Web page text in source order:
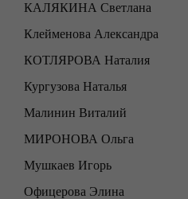
КАЛЯКИНА Светлана
Клейменова Александра
КОТЛЯРОВА Наталия
Кургузова Наталья
Малинин Виталий
МИРОНОВА Ольга
Мушкаев Игорь
Офицерова Элина